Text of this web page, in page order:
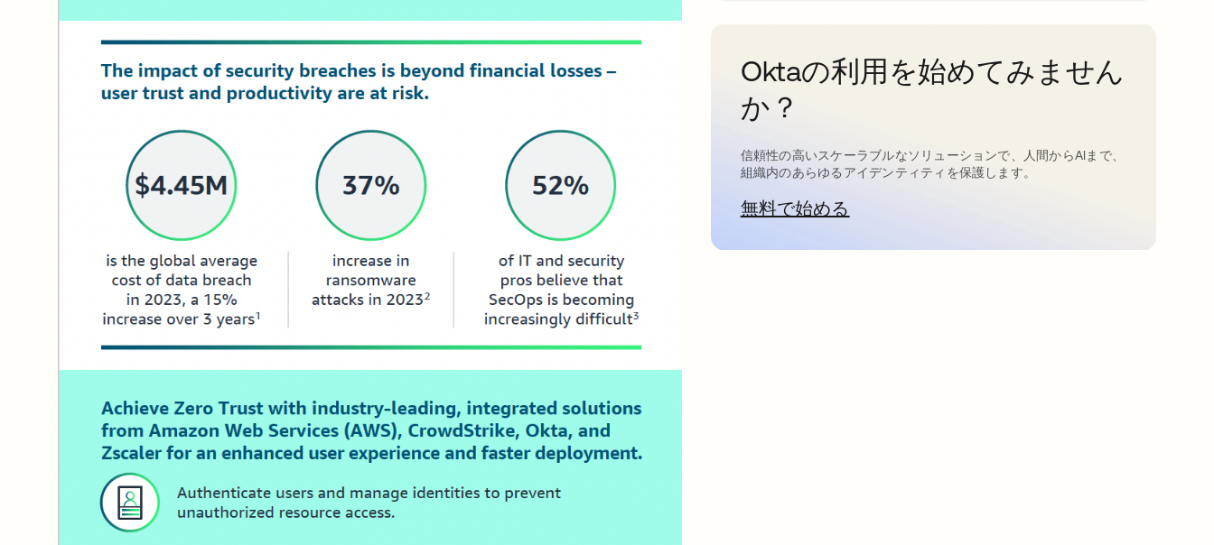
Oktaの利用を始めてみません
か？
信頼性の高いスケーラブルなソリューションで、人間からAIまで、
組織内のあらゆるアイデンティティを保護します。
無料で始める新しいタブで開く